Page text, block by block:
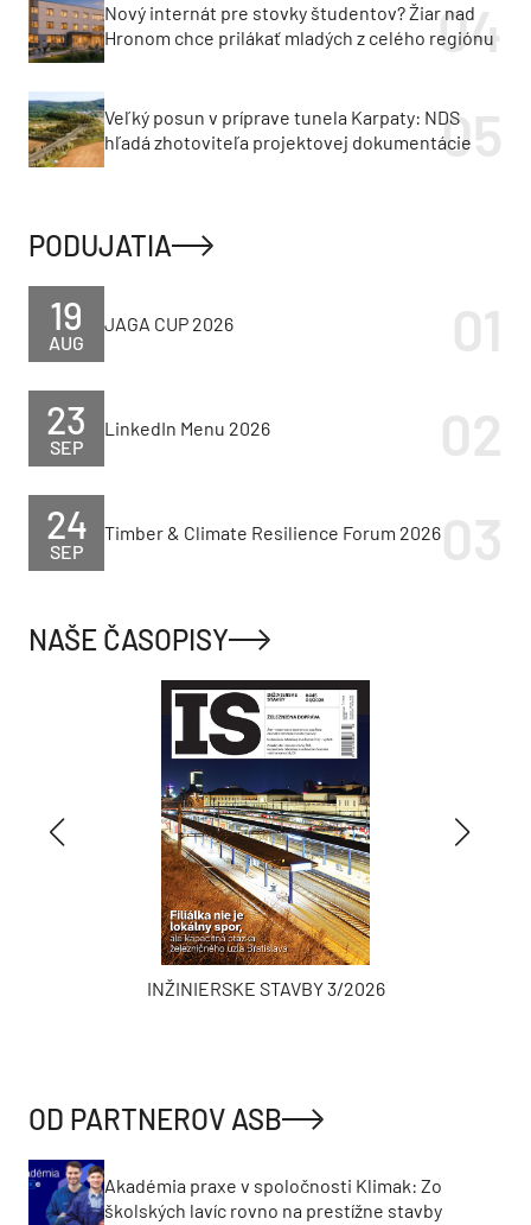
Nový internát pre stovky študentov? Žiar nad
Hronom chce prilákať mladých z celého regiónu
Veľký posun v príprave tunela Karpaty: NDS
hľadá zhotoviteľa projektovej dokumentácie
PODUJATIA
AUG
19 JAGA CUP 2026
SEP
23 LinkedIn Menu 2026
SEP
24 Timber & Climate Resilience Forum 2026
NAŠE ČASOPISY
INŽINIERSKE STAVBY 3/2026
OD PARTNEROV ASB
Akadémia praxe v spoločnosti Klimak: Zo
školských lavíc rovno na prestížne stavby